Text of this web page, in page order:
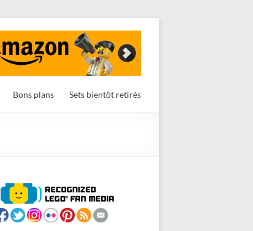
Bons plans Sets bientôt retirés